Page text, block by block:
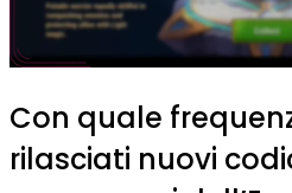
Con quale
rilasciati nuovi